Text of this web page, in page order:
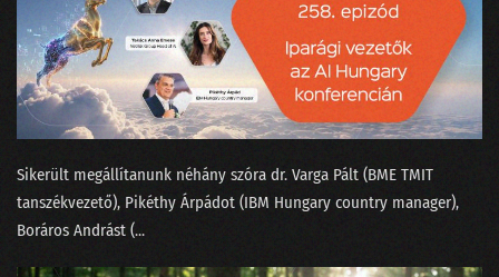
149 - A világnak kellenek a bullshit melók!
148 - Mitől hagyja abba a ChatGPT a hallucinálást?
147 - A véleménykutatás jól van, pedig zombik tépik
145 - Van-e még jövője a közvéleménykutatásnak?
Sikerült megállítanunk néhány szóra ⁠dr. Varga Pál⁠t (BME TMIT
tanszékvezető), Pikéthy Árpád⁠⁠ot (IBM Hungary country manager),
⁠Boráros András⁠t (...